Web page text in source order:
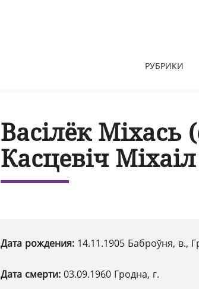
РУБРИКИ
Васілёк Міхась
Касцевіч
Дата рождения: 14.11.1905 Баброўня, в.,
Дата смерти: 03.09.1960 Гродна, г.